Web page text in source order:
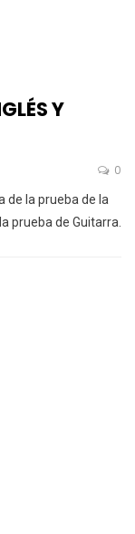
Y
0
de la prueba de la
prueba de Guitarra.